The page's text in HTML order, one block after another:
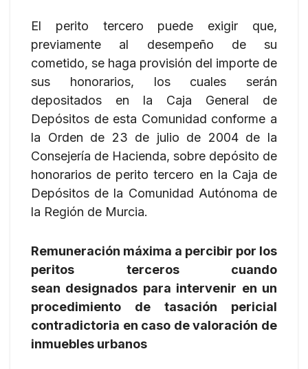
El perito tercero puede exigir que,
previamente al desempeño de su
cometido, se haga provisión del importe de
sus honorarios, los cuales serán
depositados en la Caja General de
Depósitos de esta Comunidad conforme a
la Orden de 23 de julio de 2004 de la
Consejería de Hacienda, sobre depósito de
honorarios de perito tercero en la Caja de
Depósitos de la Comunidad Autónoma de
la Región de Murcia.
Remuneración máxima a percibir por los
peritos terceros cuando
sean designados para intervenir en un
procedimiento de tasación pericial
contradictoria en caso de valoración de
inmuebles urbanos